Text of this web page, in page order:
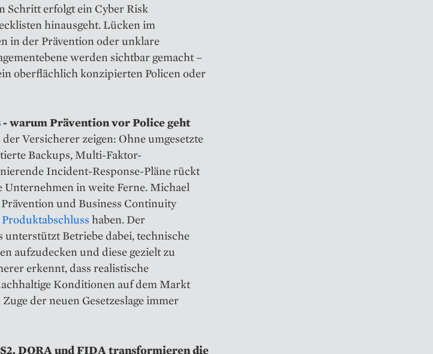
Schritt erfolgt ein Cyber Risk
hinausgeht. Lücken im
in der Prävention oder unklare
werden sichtbar gemacht –
oberflächlich konzipierten Policen oder
warum Prävention vor Police geht
Versicherer zeigen: Ohne umgesetzte
Backups, Multi-Faktor-
Incident-Response-Pläne rückt
in weite Ferne. Michael
Prävention und Business Continuity
Produktabschluss haben. Der
Betriebe dabei, technische
aufzudecken und diese gezielt zu
erkennt, dass realistische
Konditionen auf dem Markt
der neuen Gesetzeslage immer
DORA und FIDA transformieren die